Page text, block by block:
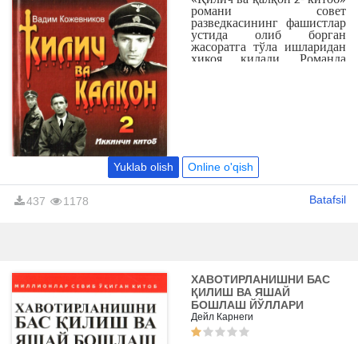
романи совет
разведкасининг фашистлар
устида олиб борган
жасоратга тўла ишларидан
ҳикоя қилади. Романда
иқтисодий сирларни
онгига, машъум
ниятларини барбод этишга,
тайёрланаётган хавфли
Yuklab olish Online o'qish
437 1178 Batafsil
ХАВОТИРЛАНИШНИ БАС
ҚИЛИШ ВА ЯШАЙ
БОШЛАШ ЙЎЛЛАРИ
Дейл Карнеги